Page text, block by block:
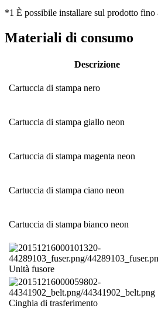
*1 È possibile installare sul prodotto fino
Materiali di consumo
Descrizione
Cartuccia di stampa nero
Cartuccia di stampa giallo neon
Cartuccia di stampa magenta neon
Cartuccia di stampa ciano neon
Cartuccia di stampa bianco neon
Unità fusore
Cinghia di trasferimento